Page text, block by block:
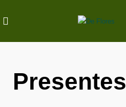
Presentes